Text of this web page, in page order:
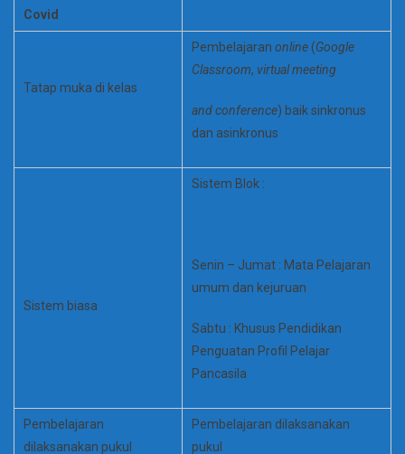
Covid
Tatap muka di kelas
Pembelajaran online(Google
Classroom, virtual meeting
and conference) baik sinkronus
dan asinkronus
Sistem biasa
Sistem Blok :
Senin – Jumat : Mata Pelajaran
umum dan kejuruan
Sabtu : Khusus Pendidikan
Penguatan Profil Pelajar
Pancasila
Pembelajaran
dilaksanakan pukul
Pembelajaran dilaksanakan
pukul